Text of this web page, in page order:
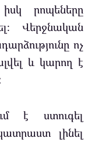
րոպեները
Վերջնական
ոչ
և կարող է
է ստուգել
լինել